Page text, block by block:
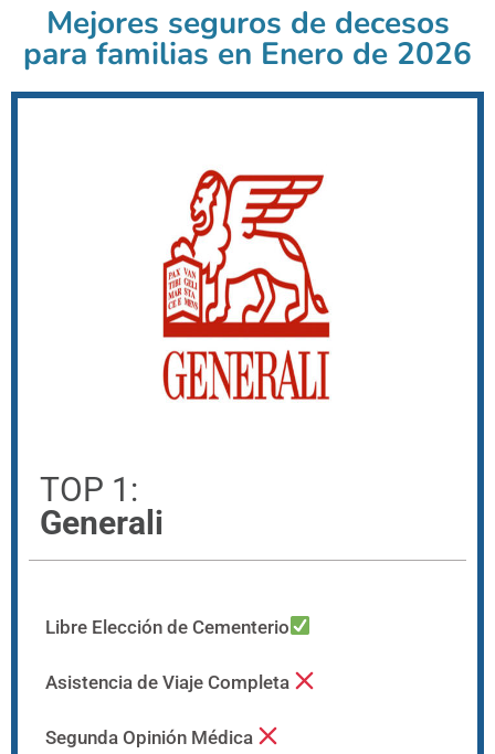
Mejores seguros de decesos
para familias en Enero de 2026
TOP 1:
Generali
Libre Elección de Cementerio
Asistencia de Viaje Completa
Segunda Opinión Médica